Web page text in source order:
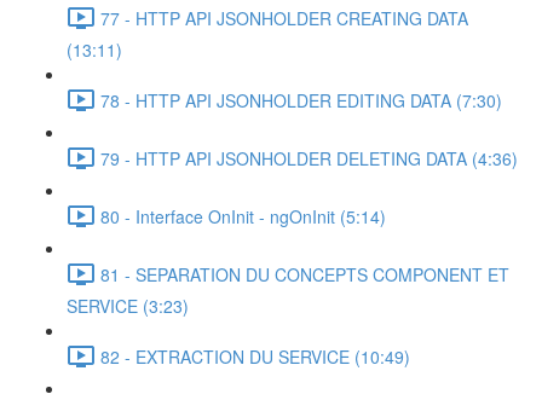
77 - HTTP API JSONHOLDER CREATING DATA
(13:11)
78 - HTTP API JSONHOLDER EDITING DATA (7:30)
79 - HTTP API JSONHOLDER DELETING DATA (4:36)
80 - Interface OnInit - ngOnInit (5:14)
81 - SEPARATION DU CONCEPTS COMPONENT ET
SERVICE (3:23)
82 - EXTRACTION DU SERVICE (10:49)